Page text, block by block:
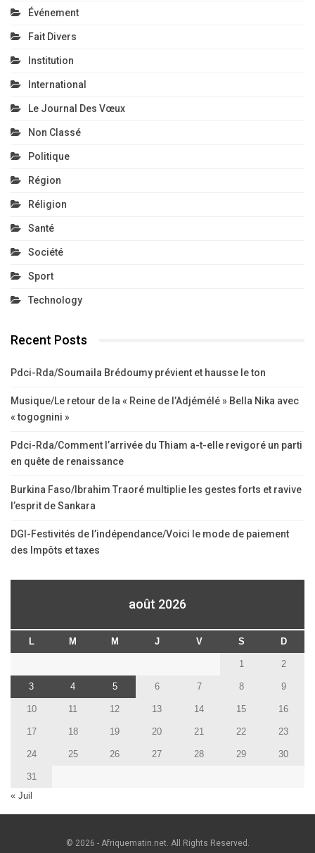
Événement
Fait Divers
Institution
International
Le Journal Des Vœux
Non Classé
Politique
Région
Réligion
Santé
Société
Sport
Technology
Recent Posts
Pdci-Rda/Soumaila Brédoumy prévient et hausse le ton
Musique/Le retour de la « Reine de l’Adjémélé » Bella Nika avec
« togognini »
Pdci-Rda/Comment l’arrivée du Thiam a-t-elle revigoré un parti
en quête de renaissance
Burkina Faso/Ibrahim Traoré multiplie les gestes forts et ravive
l’esprit de Sankara
DGI-Festivités de l’indépendance/Voici le mode de paiement
des Impôts et taxes
août 2026
L M M J V S D
1 2
3 4 5 6 7 8 9
10 11 12 13 14 15 16
17 18 19 20 21 22 23
24 25 26 27 28 29 30
31
« Juil
© 2026 - Afriquematin.net. All Rights Reserved.